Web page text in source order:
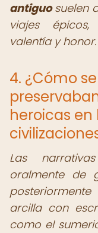
antiguosuelen
viajes
valentía y honor.
4. ¿Cómo
heroicas
Las
oralmente de
arcilla con
como el